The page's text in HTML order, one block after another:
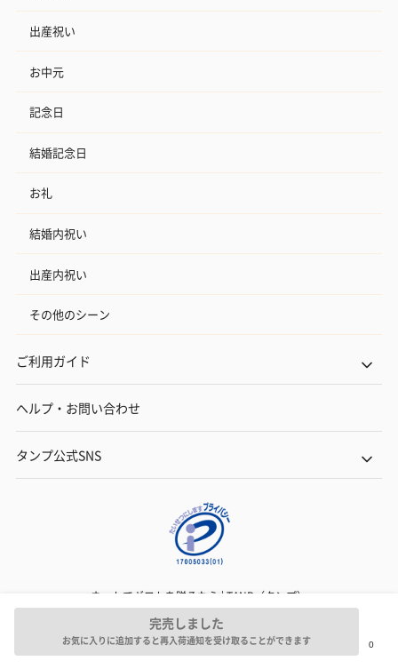
完売しました
お気に入りに追加すると再入荷通知を受け取ることができます
出産祝い
お中元
記念日
結婚記念日
お礼
結婚内祝い
出産内祝い
その他のシーン
ご利用ガイド
ヘルプ・お問い合わせ
タンプ公式SNS
ネットでギフトを贈るなら | TANP（タンプ）
Copyright© TANP Inc.